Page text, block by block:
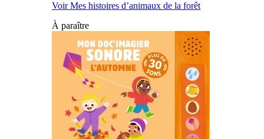
Voir Mes histoires d’animaux de la forêt
À paraître